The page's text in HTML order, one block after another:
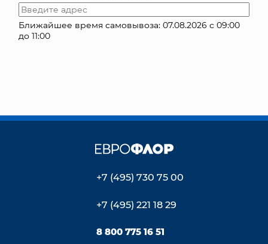
Ближайшее время самовывоза: 07.08.2026 с 09:00
до 11:00
+7 (495) 730 75 00
+7 (495) 221 18 29
8 800 775 16 51